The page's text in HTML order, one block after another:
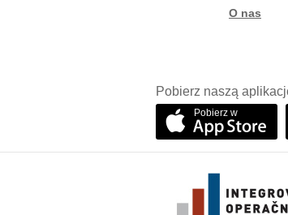
O nas
Pobierz naszą
Pobierz w